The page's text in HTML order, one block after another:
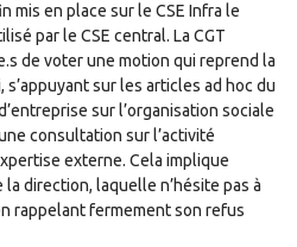
mis en place sur le CSE Infra le
par le CSE central. La CGT
de voter une motion qui reprend la
sur les articles ad hoc du
sur l’organisation sociale
consultation sur l’activité
externe. Cela implique
direction, laquelle n’hésite pas à
rappelant fermement son refus